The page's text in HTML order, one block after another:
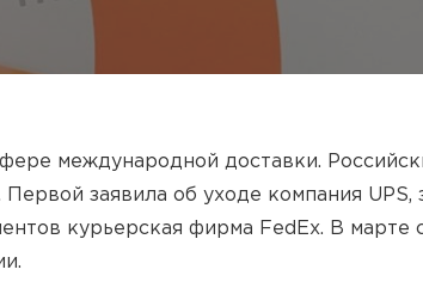
международной доставки.
заявила об уходе компания UPS,
курьерская фирма FedEx. В марте